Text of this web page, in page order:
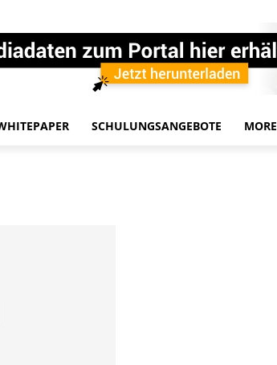
SCHULUNGSANGEBOTE MORE